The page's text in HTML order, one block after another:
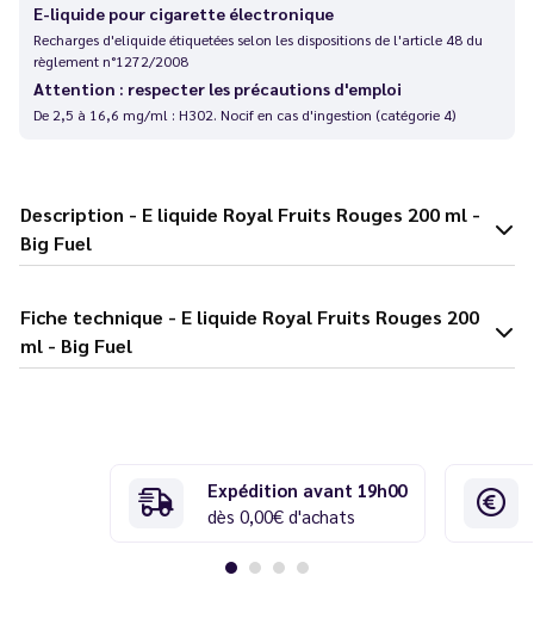
E-liquide pour cigarette électronique
Recharges d'eliquide étiquetées selon les dispositions de l'article 48 du
règlement n°1272/2008
Attention : respecter les précautions d'emploi
De 2,5 à 16,6 mg/ml : H302. Nocif en cas d'ingestion (catégorie 4)
Description - E liquide Royal Fruits Rouges 200 ml -
Big Fuel
Fiche technique - E liquide Royal Fruits Rouges 200
ml - Big Fuel
Expédition avant 19h00
dès 0,00€ d'achats